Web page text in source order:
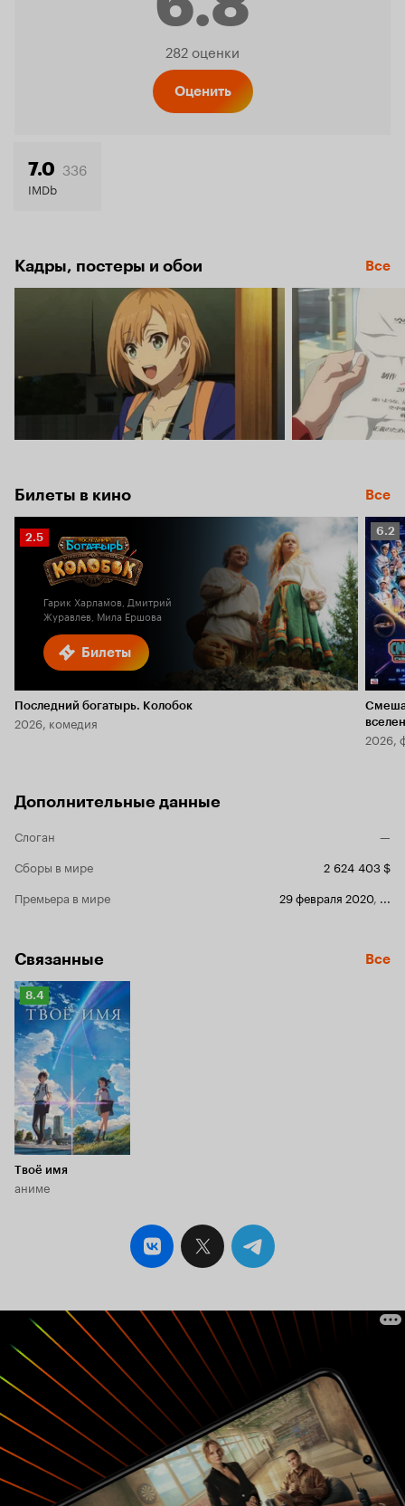
Рейтинг
282 оценки
Оценить
7.0 336
IMDb
Кадры, постеры и обои Все
Билеты в кино Все
Билеты
Рейтинг
Кинопоиска
2.5
Гарик Харламов, Дмитрий
Журавлев, Мила Ершова
Последний богатырь. Колобок
2026, комедия
6.2
6.2
2026,
Дополнительные данные
Слоган
—
Сборы в мире
2 624 403 $
Премьера в мире
29 февраля 2020,
Связанные Все
Рейтинг
Кинопоиска
8.4
8.4
Твоё имя
аниме